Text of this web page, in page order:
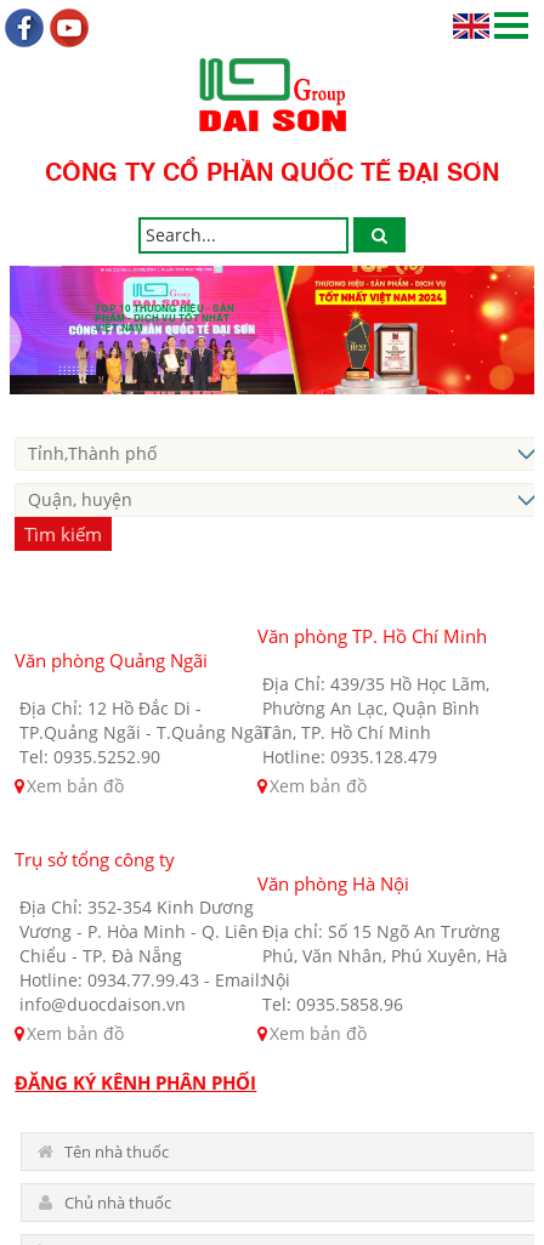
CÔNG TY CỔ PHẦN QUỐC TẾ ĐẠI SƠN
TOP 10 THƯƠNG HIỆU - SẢN
PHẨM - DỊCH VỤ TỐT NHẤT
VIỆT NAM
Tìm kiếm
Văn phòng Quảng Ngãi
Địa Chỉ: 12 Hồ Đắc Di -
TP.Quảng Ngãi - T.Quảng Ngãi
Tel: 0935.5252.90
Xem bản đồ
Văn phòng TP. Hồ Chí Minh
Địa Chỉ: 439/35 Hồ Học Lãm,
Phường An Lạc, Quận Bình
Tân, TP. Hồ Chí Minh
Hotline: 0935.128.479
Xem bản đồ
Trụ sở tổng công ty
Địa Chỉ: 352-354 Kinh Dương
Vương - P. Hòa Minh - Q. Liên
Chiểu - TP. Đà Nẵng
Hotline: 0934.77.99.43 - Email:
info@duocdaison.vn
Xem bản đồ
Văn phòng Hà Nội
Địa chỉ: Số 15 Ngõ An Trường
Phú, Văn Nhân, Phú Xuyên, Hà
Nội
Tel: 0935.5858.96
Xem bản đồ
ĐĂNG KÝ KÊNH PHÂN PHỐI